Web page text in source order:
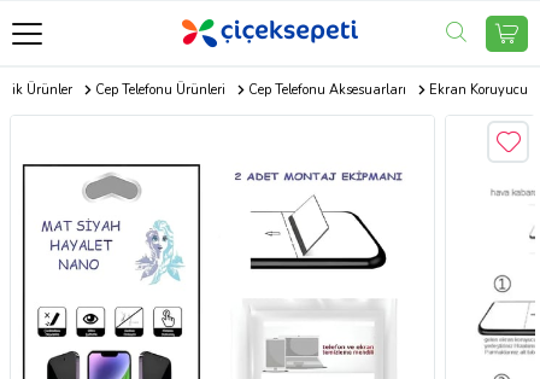
Ürünler Cep Telefonu Ürünleri Cep Telefonu Aksesuarları Ekran Koruyucu